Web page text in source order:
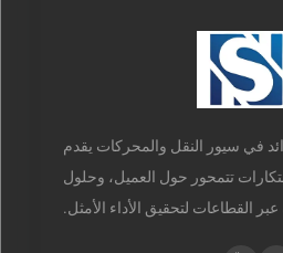
في سيور النقل والمحركات يقدم
تتمحور حول العميل، وحلول
القطاعات لتحقيق الأداء الأمثل.